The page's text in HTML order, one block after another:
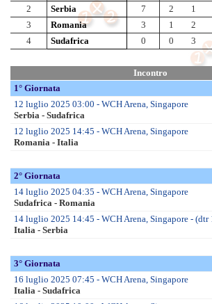
Juniores
Jun Fem – SF
Jun Fem – F.li
Jun A Mas – SF
Jun B Mas – SF
Allievi
All Fem – SF
All A-B Mas – OF
All B Mas – QF
All B Mas – SF
All C Mas – SF
______________________
Rag Fem – F.val